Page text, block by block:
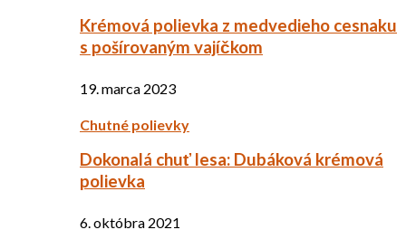
Krémová polievka z medvedieho cesnaku
s pošírovaným vajíčkom
19. marca 2023
Chutné polievky
Dokonalá chuť lesa: Dubáková krémová
polievka
6. októbra 2021